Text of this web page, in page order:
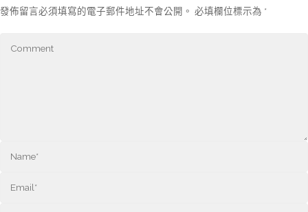
發佈留言必須填寫的電子郵件地址不會公開。 必填欄位標示為 *